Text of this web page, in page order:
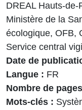
DREAL Hauts-de-
Ministère de la
écologique, OFB,
Service central
Date de
Langue
FR
Nombre de pages
Mots-clés